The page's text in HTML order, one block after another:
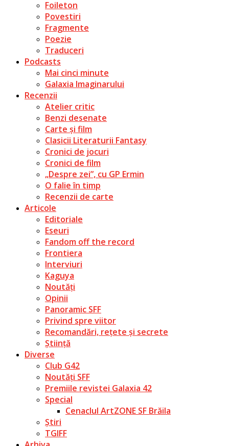
Foileton
Povestiri
Fragmente
Poezie
Traduceri
Podcasts
Mai cinci minute
Galaxia Imaginarului
Recenzii
Atelier critic
Benzi desenate
Carte și film
Clasicii Literaturii Fantasy
Cronici de jocuri
Cronici de film
„Despre zei”, cu GP Ermin
O falie în timp
Recenzii de carte
Articole
Editoriale
Eseuri
Fandom off the record
Frontiera
Interviuri
Kaguya
Noutăți
Opinii
Panoramic SFF
Privind spre viitor
Recomandări, rețete și secrete
Știință
Diverse
Club G42
Noutăți SFF
Premiile revistei Galaxia 42
Special
Cenaclul ArtZONE SF Brăila
Știri
TGIFF